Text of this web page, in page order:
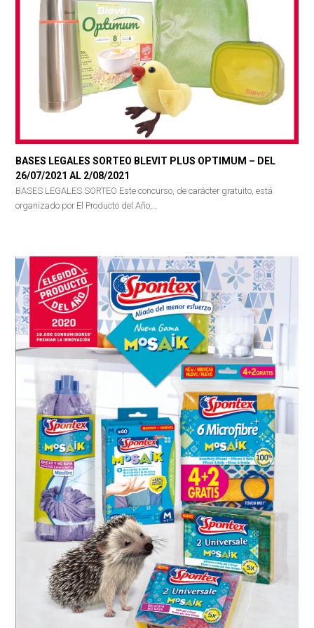
BASES LEGALES SORTEO BLEVIT PLUS OPTIMUM – DEL
26/07/2021 AL 2/08/2021
BASES LEGALES SORTEO Este concurso, de carácter gratuito, está
organizado por El Producto del Año,…